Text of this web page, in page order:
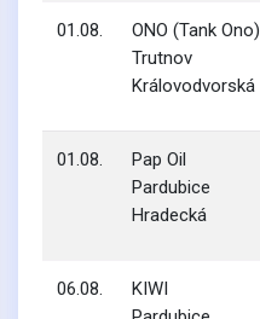
01.08.
ONO (Tank Ono)
Trutnov
Královodvorská
01.08.
Pap Oil
Pardubice
Hradecká
06.08.
KIWI